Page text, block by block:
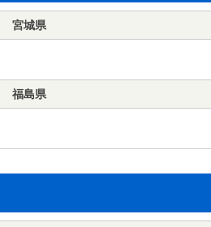
宮城県
福島県